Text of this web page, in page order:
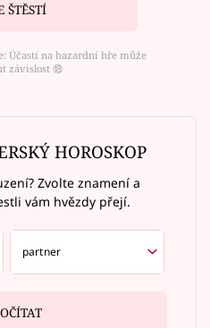
ŠTĚSTÍ
Účastí na hazardní hře může
závislost ⑱
HOROSKOP
Zvolte znamení a
vám hvězdy přejí.